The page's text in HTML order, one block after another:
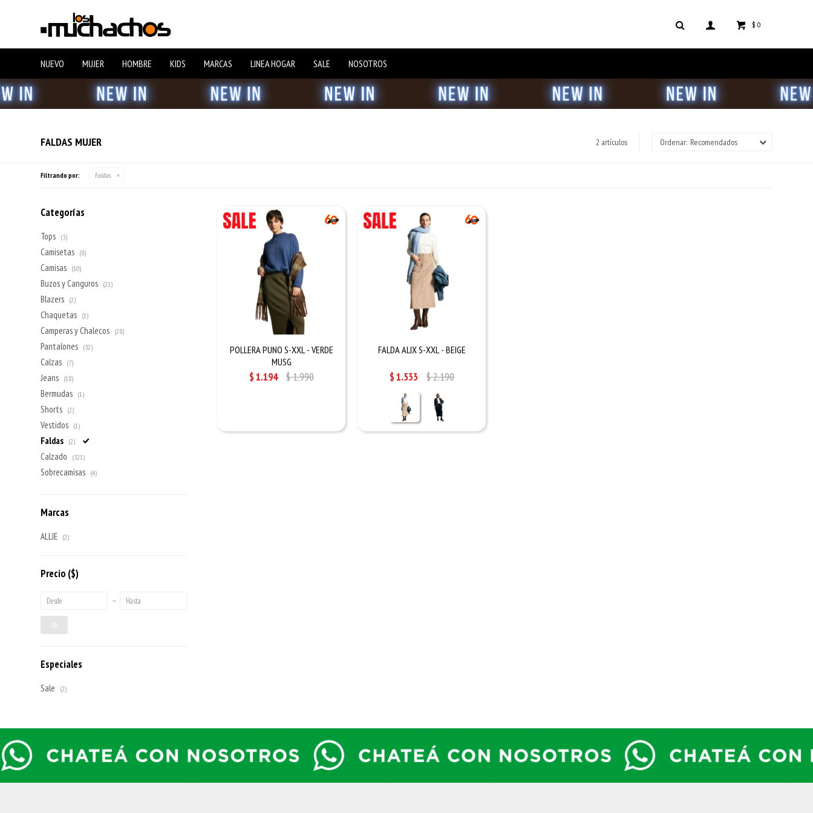
NUEVO MUJER HOMBRE KIDS MARCAS LINEA HOGAR SALE NOSOTROS
$ 0
FALDAS MUJER 2 artículos Recomendados
Filtrando por: Faldas
POLLERA PUNO S-XXL - VERDE
MUSG
$1.194 $1.990
FALDA ALIX S-XXL - BEIGE
$1.533 $2.190
Categorías
Tops (3)
Camisetas (8)
Camisas (10)
Buzos y Canguros (21)
Blazers (2)
Chaquetas (1)
Camperas y Chalecos (28)
Pantalones (32)
Calzas (7)
Jeans (18)
Bermudas (1)
Shorts (2)
Vestidos (1)
Faldas (2)
Calzado (321)
Sobrecamisas (4)
Marcas
ALLIE (2)
Precio ($)
OK
Especiales
Sale (2)